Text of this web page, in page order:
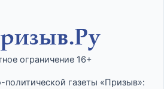
ограничение 16+
газеты «Призыв»: